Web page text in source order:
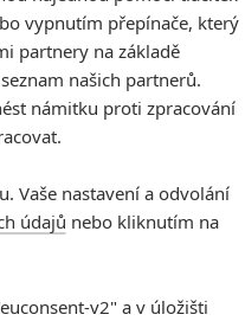
do
1ČLÁNEK |
Velké preview:
maximálně
vypnutím přepínače, který
partnery na základě
našich partnerů.
námitku proti zpracování
Vaše nastavení a odvolání
údajů nebo kliknutím na
v2" a v úložišti